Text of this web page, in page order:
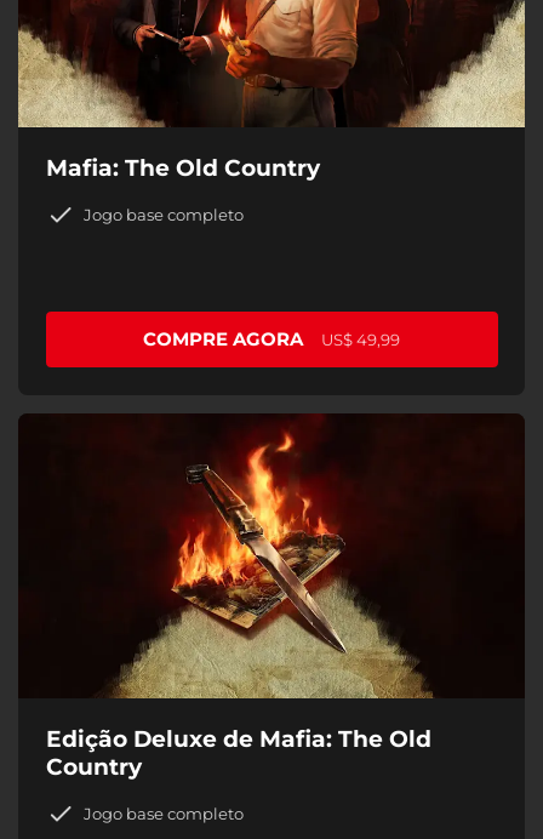
Mafia: The Old Country
Jogo base completo
COMPRE AGORA US$ 49,99
Edição Deluxe de Mafia: The Old
Country
Jogo base completo